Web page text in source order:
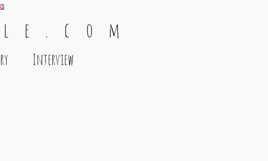
e . c o m
Interview